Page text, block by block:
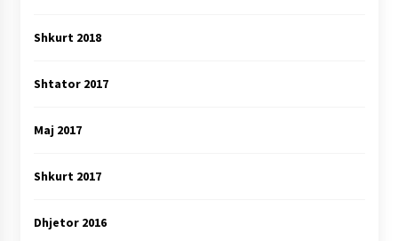
Shkurt 2018
Shtator 2017
Maj 2017
Shkurt 2017
Dhjetor 2016